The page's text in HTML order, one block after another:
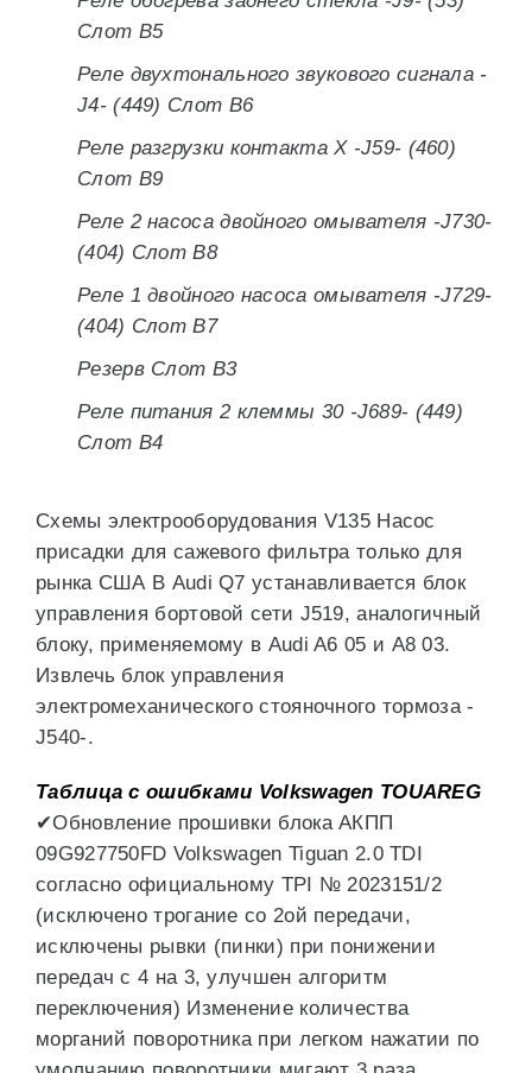
Слот B5
Реле двухтонального звукового сигнала -
J4- (449) Слот B6
Реле разгрузки контакта X -J59- (460)
Слот B9
Реле 2 насоса двойного омывателя -J730-
(404) Слот B8
Реле 1 двойного насоса омывателя -J729-
(404) Слот B7
Резерв Слот B3
Реле питания 2 клеммы 30 -J689- (449)
Слот B4
Схемы электрооборудования V135 Насос
присадки для сажевого фильтра только для
рынка США В Audi Q7 устанавливается блок
управления бортовой сети J519, аналогичный
блоку, применяемому в Audi A6 05 и A8 03.
Извлечь блок управления
электромеханического стояночного тормоза -
J540-.
Таблица с ошибками Volkswagen TOUAREG
✔Обновление прошивки блока АКПП
09G927750FD Volkswagen Tiguan 2.0 TDI
согласно официальному TPI № 2023151/2
(исключено трогание со 2ой передачи,
исключены рывки (пинки) при понижении
передач с 4 на 3, улучшен алгоритм
переключения) Изменение количества
морганий поворотника при легком нажатии по